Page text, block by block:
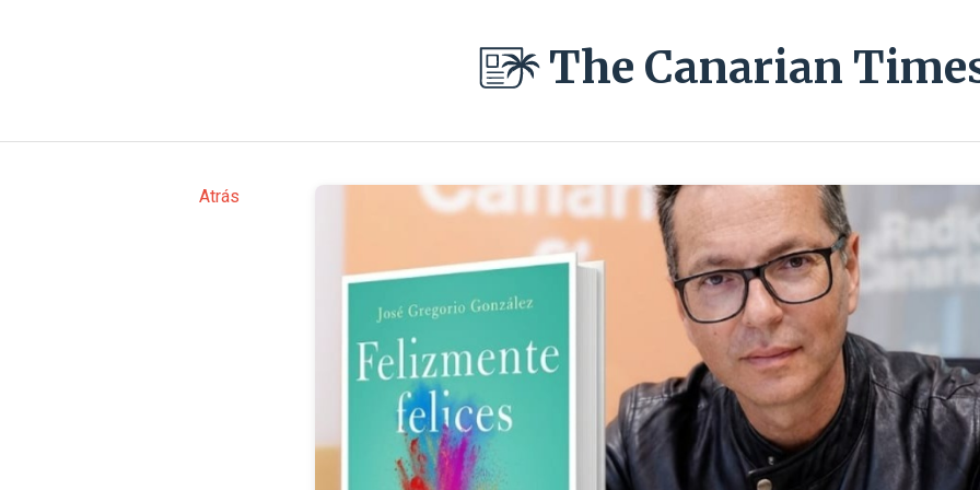
The Canarian
Atrás